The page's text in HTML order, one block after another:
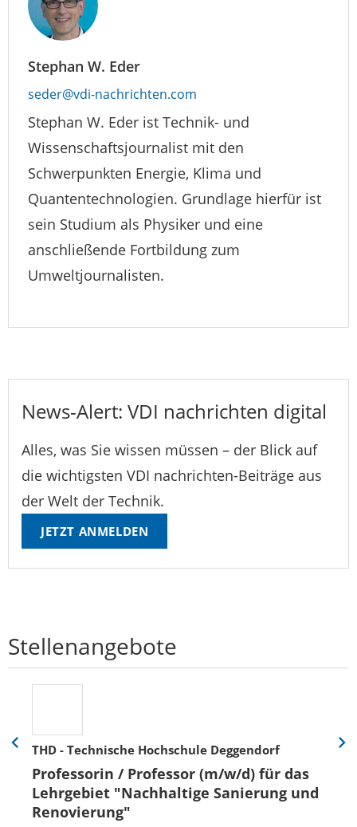
Stephan W. Eder
seder@vdi-nachrichten.com
Stephan W. Eder ist Technik- und
Wissenschaftsjournalist mit den
Schwerpunkten Energie, Klima und
Quantentechnologien. Grundlage hierfür ist
sein Studium als Physiker und eine
anschließende Fortbildung zum
Umweltjournalisten.
News-Alert: VDI nachrichten digital
Alles, was Sie wissen müssen – der Blick auf
die wichtigsten VDI nachrichten-Beiträge aus
der Welt der Technik.
JETZT ANMELDEN
Stellenangebote
THD - Technische Hochschule Deggendorf
Professorin / Professor (m/w/d) für das
Lehrgebiet "Nachhaltige Sanierung und
Renovierung"
Eine
zurück
Eine